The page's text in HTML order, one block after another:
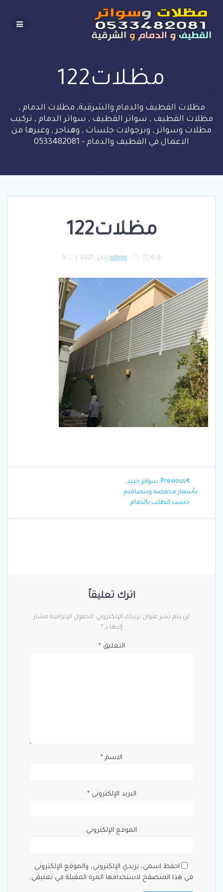
to
content
مظلات122
مظلات القطيف والدمام والشرقية, مظلات الدمام ,
مظلات القطيف , سواتر القطيف , سواتر الدمام , تركيب
مظلات وسواتر , وبرجولات جلسات , وهناجر , وغيرها من
الاعمال في القطيف والدمام - 0533482081
مظلات122
admin 6 يناير، 2021 0
تصفّح
المقالات
Previous:
Previous
post:
سواتر حديد
بأسعار مخفضه وبتصاميم
حسب الطلب بالدمام
اترك تعليقاً
لن يتم نشر عنوان بريدك الإلكتروني. الحقول الإلزامية مشار
إليها بـ *
التعليق*
الاسم *
البريد الإلكتروني*
الموقع الإلكتروني
احفظ اسمي، بريدي الإلكتروني، والموقع الإلكتروني
في هذا المتصفح لاستخدامها المرة المقبلة في تعليقي.